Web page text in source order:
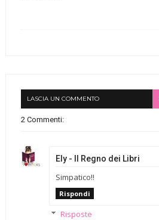
LASCIA UN COMMENTO
2 Commenti:
Ely - Il Regno dei Libri
Simpatico!!
Rispondi
Risposte